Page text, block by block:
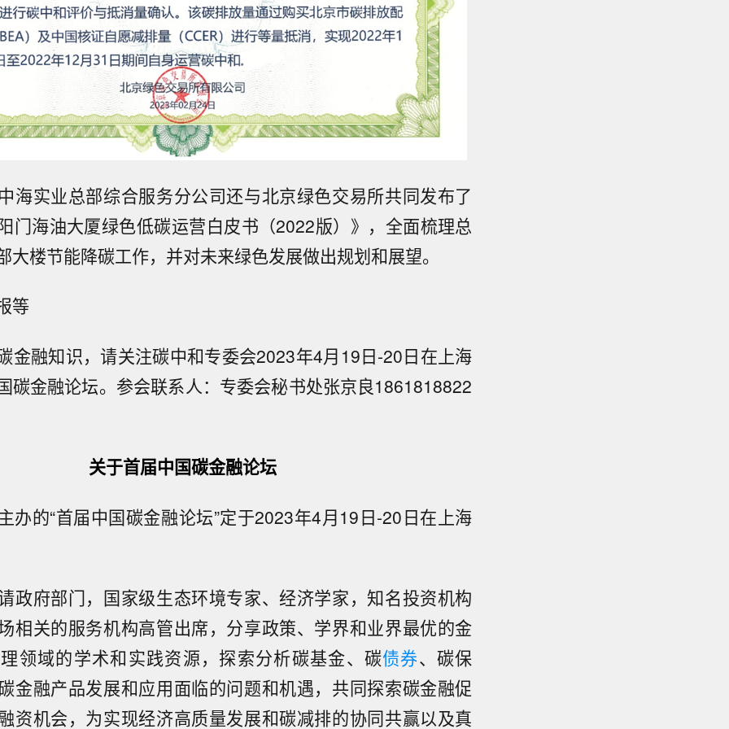
海实业总部综合服务分公司还与北京绿色交易所共同发布了
门海油大厦绿色低碳运营白皮书（2022版）》，全面梳理总
大楼节能降碳工作，并对未来绿色发展做出规划和展望。
等
金融知识，请关注碳中和专委会2023年4月19日-20日在上海
碳金融论坛。参会联系人：专委会秘书处张京良1861818822
关于首届中国碳金融论坛
办的“首届中国碳金融论坛”定于2023年4月19日-20日在上海
政府部门，国家级生态环境专家、经济学家，知名投资机构
相关的服务机构高管出席，分享政策、学界和业界最优的金
领域的学术和实践资源，探索分析碳基金、碳债券、碳保
金融产品发展和应用面临的问题和机遇，共同探索碳金融促
资机会，为实现经济高质量发展和碳减排的协同共赢以及真